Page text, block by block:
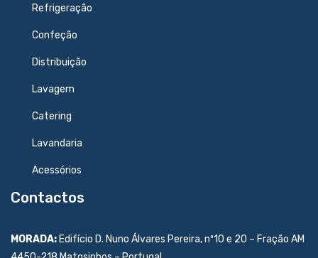
Refrigeração
Confeção
Distribuição
Lavagem
Catering
Lavandaria
Acessórios
Contactos
MORADA: Edifício D. Nuno Álvares Pereira, nº10 e 20 – Fração AM